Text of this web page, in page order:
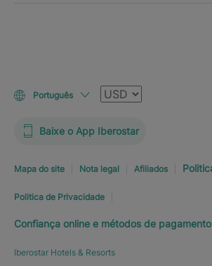
Português Moeda
Baixe o App Iberostar
Mapa do site Nota legal Afiliados
Politica de Privacidade
Confiança online e métodos de pagamento
Iberostar Hotels & Resorts